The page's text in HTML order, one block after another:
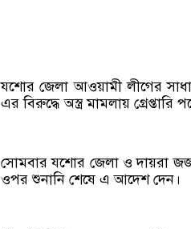
যশোর জেলা আওয়ামী লীগের
এর বিরুদ্ধে অস্ত্র মামলায়
সোমবার যশোর জেলা ও দায়রা
ওপর শুনানি শেষে এ আদেশ দেন।